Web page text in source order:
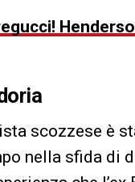
scozzese è
nella sfida di